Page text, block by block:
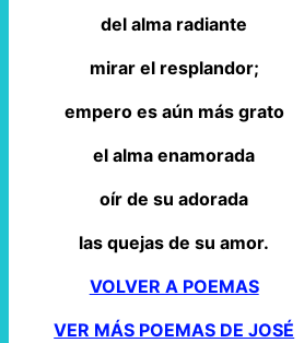
del alma radiante
mirar el resplandor;
empero es aún más grato
el alma enamorada
oír de su adorada
las quejas de su amor.
VOLVER A POEMAS
VER MÁS POEMAS DE JOSÉ